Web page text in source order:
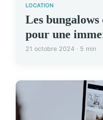
LOCATION
Les
pour une
21 octobre 2024 · 5 min